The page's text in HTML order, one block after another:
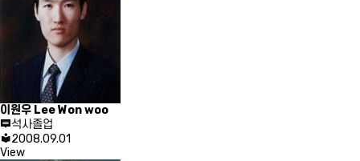
이원우 Lee Won woo
석사졸업
2008.09.01
View